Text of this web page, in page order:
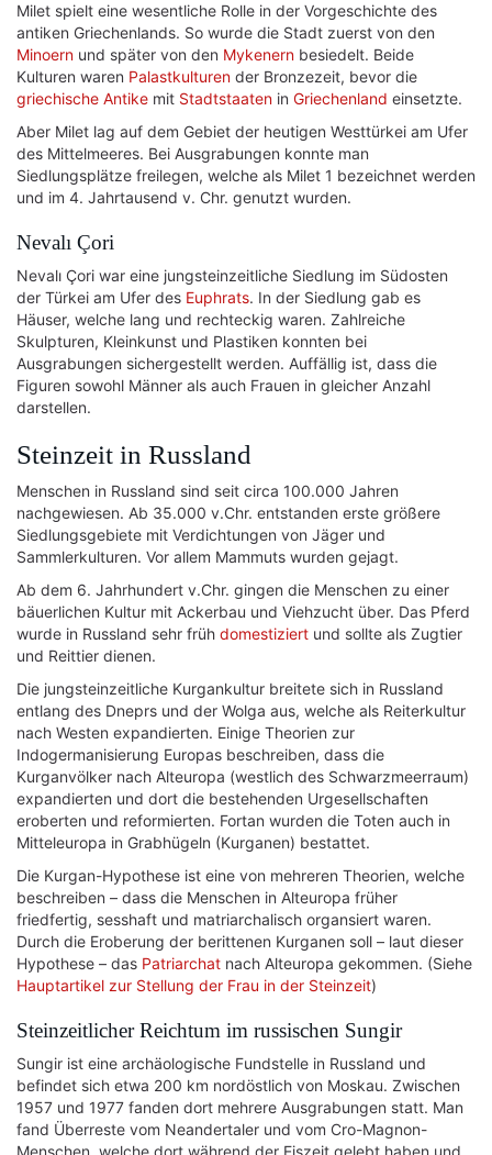
Milet spielt eine wesentliche Rolle in der Vorgeschichte des
antiken Griechenlands. So wurde die Stadt zuerst von den
Minoern und später von den Mykenern besiedelt. Beide
Kulturen waren Palastkulturen der Bronzezeit, bevor die
griechische Antike mit Stadtstaaten in Griechenland einsetzte.
Aber Milet lag auf dem Gebiet der heutigen Westtürkei am Ufer
des Mittelmeeres. Bei Ausgrabungen konnte man
Siedlungsplätze freilegen, welche als Milet 1 bezeichnet werden
und im 4. Jahrtausend v. Chr. genutzt wurden.
Nevalı Çori
Nevalı Çori war eine jungsteinzeitliche Siedlung im Südosten
der Türkei am Ufer des Euphrats. In der Siedlung gab es
Häuser, welche lang und rechteckig waren. Zahlreiche
Skulpturen, Kleinkunst und Plastiken konnten bei
Ausgrabungen sichergestellt werden. Auffällig ist, dass die
Figuren sowohl Männer als auch Frauen in gleicher Anzahl
darstellen.
Steinzeit in Russland
Menschen in Russland sind seit circa 100.000 Jahren
nachgewiesen. Ab 35.000 v.Chr. entstanden erste größere
Siedlungsgebiete mit Verdichtungen von Jäger und
Sammlerkulturen. Vor allem Mammuts wurden gejagt.
Ab dem 6. Jahrhundert v.Chr. gingen die Menschen zu einer
bäuerlichen Kultur mit Ackerbau und Viehzucht über. Das Pferd
wurde in Russland sehr früh domestiziert und sollte als Zugtier
und Reittier dienen.
Die jungsteinzeitliche Kurgankultur breitete sich in Russland
entlang des Dneprs und der Wolga aus, welche als Reiterkultur
nach Westen expandierten. Einige Theorien zur
Indogermanisierung Europas beschreiben, dass die
Kurganvölker nach Alteuropa (westlich des Schwarzmeerraum)
expandierten und dort die bestehenden Urgesellschaften
eroberten und reformierten. Fortan wurden die Toten auch in
Mitteleuropa in Grabhügeln (Kurganen) bestattet.
Die Kurgan-Hypothese ist eine von mehreren Theorien, welche
beschreiben – dass die Menschen in Alteuropa früher
friedfertig, sesshaft und matriarchalisch organsiert waren.
Durch die Eroberung der berittenen Kurganen soll – laut dieser
Hypothese – das Patriarchat nach Alteuropa gekommen. (Siehe
Hauptartikel zur Stellung der Frau in der Steinzeit)
Steinzeitlicher Reichtum im russischen Sungir
Sungir ist eine archäologische Fundstelle in Russland und
befindet sich etwa 200 km nordöstlich von Moskau. Zwischen
1957 und 1977 fanden dort mehrere Ausgrabungen statt. Man
fand Überreste vom Neandertaler und vom Cro-Magnon-
Menschen, welche dort während der Eiszeit gelebt haben und